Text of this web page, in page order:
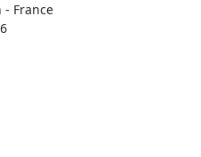
- France